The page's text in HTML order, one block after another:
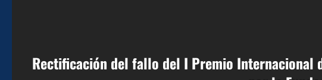
Rectificación del fallo del I Premio Internacional